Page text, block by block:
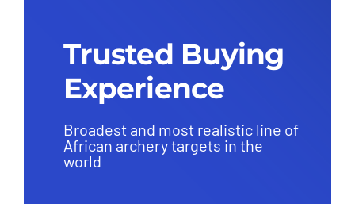
Trusted Buying
Experience
Broadest and most realistic line of
African archery targets in the
world